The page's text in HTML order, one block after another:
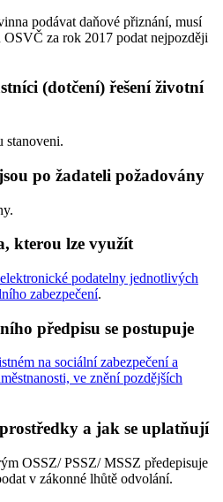
podávat daňové přiznání, musí
za rok 2017 podat nejpozději
(dotčení) řešení životní
stanoveni.
po žadateli požadovány
kterou lze využít
elektronické podatelny jednotlivých
zabezpečení.
předpisu se postupuje
na sociální zabezpečení a
ve znění pozdějších
a jak se uplatňují
OSSZ/ PSSZ/ MSSZ předepisuje
v zákonné lhůtě odvolání.